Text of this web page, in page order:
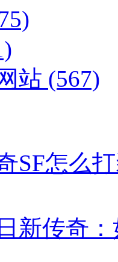
站 (567)
SF怎么
新传奇